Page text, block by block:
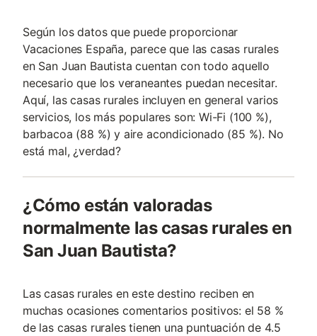
Según los datos que puede proporcionar
Vacaciones España, parece que las casas rurales
en San Juan Bautista cuentan con todo aquello
necesario que los veraneantes puedan necesitar.
Aquí, las casas rurales incluyen en general varios
servicios, los más populares son: Wi-Fi (100 %),
barbacoa (88 %) y aire acondicionado (85 %). No
está mal, ¿verdad?
¿Cómo están valoradas
normalmente las casas rurales en
San Juan Bautista?
Las casas rurales en este destino reciben en
muchas ocasiones comentarios positivos: el 58 %
de las casas rurales tienen una puntuación de 4.5